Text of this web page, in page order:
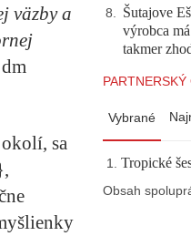
väzby a
sa
8. Šutajove
výrobca
takmer
PARTNERSKÝ
Vybrané
Tropické
Obsah